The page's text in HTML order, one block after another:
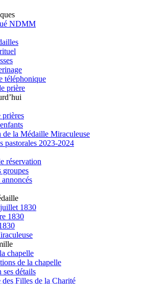
NDMM
téléphonique
prière
prières
de la Médaille Miraculeuse
pastorales 2023-2024
réservation
groupes
1830
1830
chapelle
de la chapelle
ses détails
Filles de la Charité